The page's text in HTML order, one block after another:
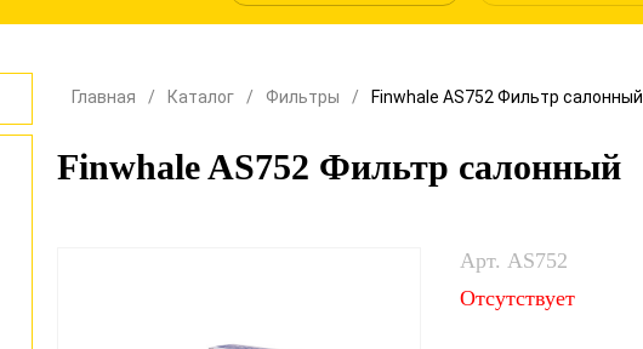
Главная Каталог Фильтры Finwhale AS752 Фильтр салонный
Finwhale AS752 Фильтр салонный
Арт. AS752
Отсутствует